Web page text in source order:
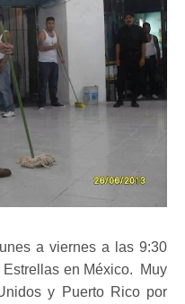
a viernes a las 9:30
en México. Muy
y Puerto Rico por